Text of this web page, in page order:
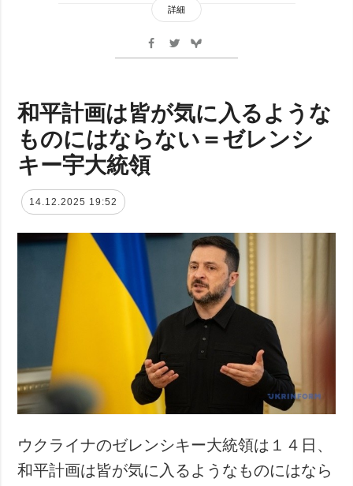
詳細
和平計画は皆が気に入るような
ものにはならない＝ゼレンシ
キー宇大統領
14.12.2025 19:52
ウクライナのゼレンシキー大統領は１４日、
和平計画は皆が気に入るようなものにはなら